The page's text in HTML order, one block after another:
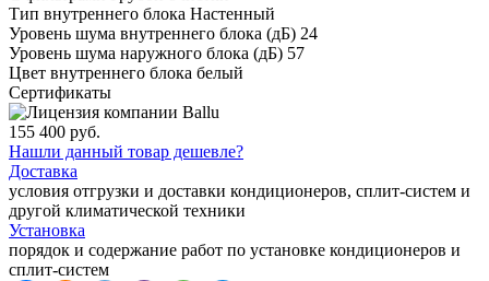
Тип внутреннего блока Настенный
Уровень шума внутреннего блока (дБ) 24
Уровень шума наружного блока (дБ) 57
Цвет внутреннего блока белый
Сертификаты
155 400 руб.
Нашли данный товар дешевле?
Доставка
условия отгрузки и доставки кондиционеров, сплит-систем и
другой климатической техники
Установка
порядок и содержание работ по установке кондиционеров и
сплит-систем